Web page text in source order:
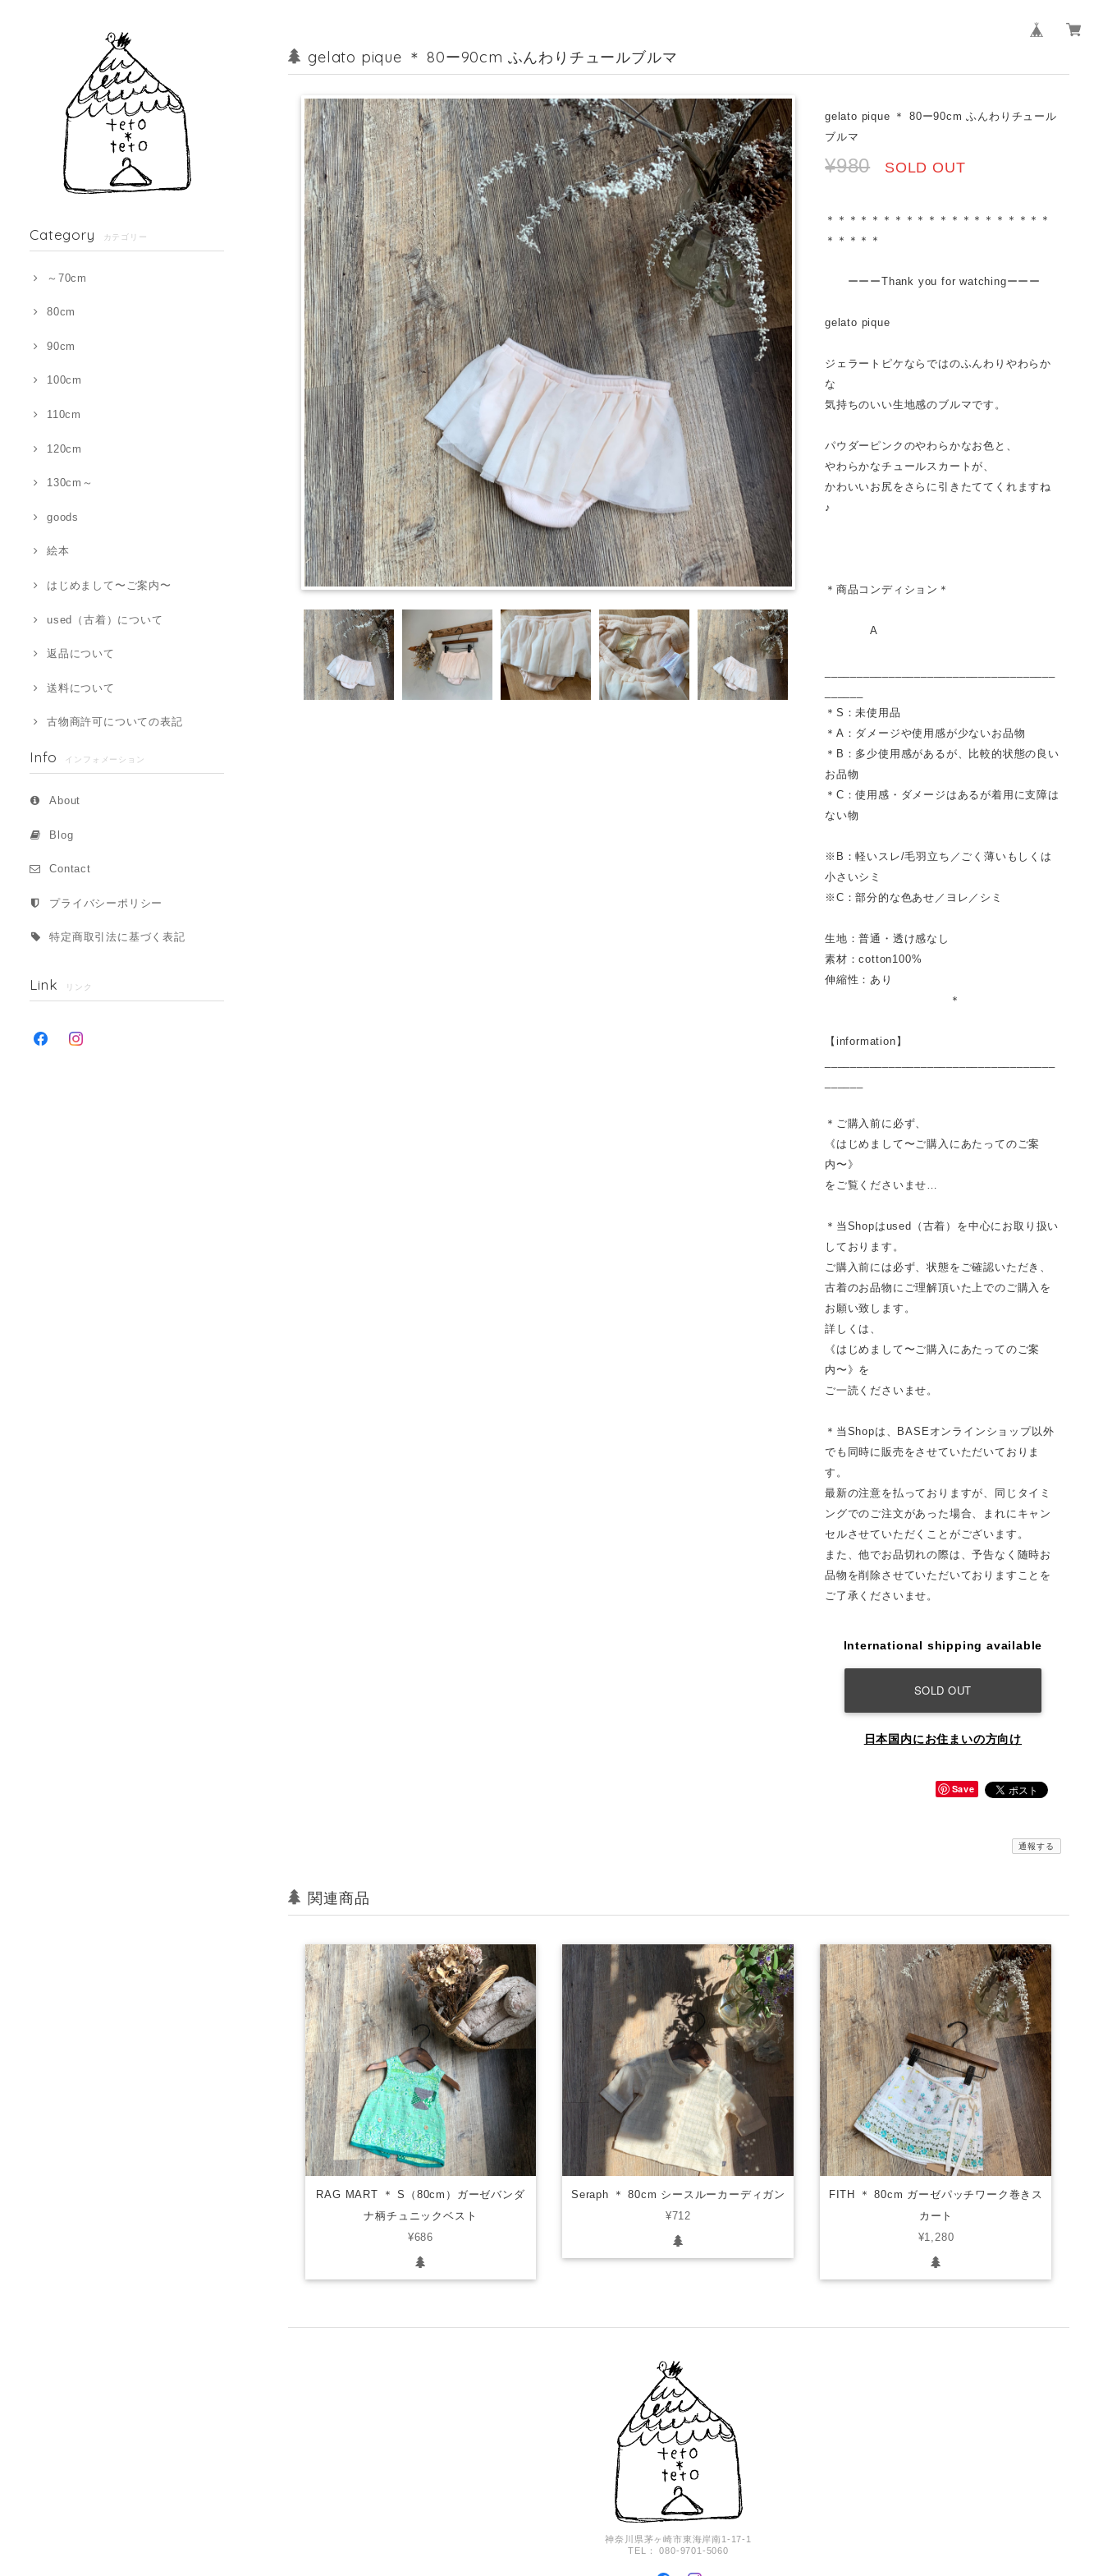
Category カテゴリー
～70cm
80cm
90cm
100cm
110cm
120cm
130cm～
goods
絵本
はじめまして〜ご案内〜
used（古着）について
返品について
送料について
古物商許可についての表記
Info インフォメーション
About
Blog
Contact
プライバシーポリシー
特定商取引法に基づく表記
Link リンク
gelato pique ＊ 80ー90cm ふんわりチュールブルマ
gelato pique ＊ 80ー90cm ふんわりチュール
ブルマ
¥980 SOLD OUT
＊＊＊＊＊＊＊＊＊＊＊＊＊＊＊＊＊＊＊＊
＊＊＊＊＊
ーーーThank you for watchingーーー
gelato pique
ジェラートピケならではのふんわりやわらか
な
気持ちのいい生地感のブルマです。
パウダーピンクのやわらかなお色と、
やわらかなチュールスカートが、
かわいいお尻をさらに引きたててくれますね
♪
＊商品コンディション＊
A
＊S：未使用品
＊A：ダメージや使用感が少ないお品物
＊B：多少使用感があるが、比較的状態の良い
お品物
＊C：使用感・ダメージはあるが着用に支障は
ない物
※B：軽いスレ/毛羽立ち／ごく薄いもしくは
小さいシミ
※C：部分的な色あせ／ヨレ／シミ
生地：普通・透け感なし
素材：cotton100%
伸縮性：あり
＊
【information】
＊ご購入前に必ず、
《はじめまして〜ご購入にあたってのご案
内〜》
をご覧くださいませ…
＊当Shopはused（古着）を中心にお取り扱い
しております。
ご購入前には必ず、状態をご確認いただき、
古着のお品物にご理解頂いた上でのご購入を
お願い致します。
詳しくは、
《はじめまして〜ご購入にあたってのご案
内〜》を
ご一読くださいませ。
＊当Shopは、BASEオンラインショップ以外
でも同時に販売をさせていただいておりま
す。
最新の注意を払っておりますが、同じタイミ
ングでのご注文があった場合、まれにキャン
セルさせていただくことがございます。
また、他でお品切れの際は、予告なく随時お
品物を削除させていただいておりますことを
ご了承くださいませ。
International shipping available
SOLD OUT
日本国内にお住まいの方向け
Save
通報する
関連商品
RAG MART ＊ S（80cm）ガーゼバンダ
ナ柄チュニックベスト
¥686
Seraph ＊ 80cm シースルーカーディガン
¥712
FITH ＊ 80cm ガーゼパッチワーク巻きス
カート
¥1,280
神奈川県茅ヶ崎市東海岸南1-17-1
TEL： 080-9701-5060